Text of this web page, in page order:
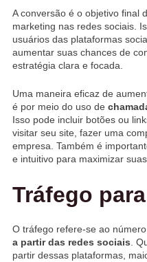
A conversão é o objetivo final
marketing nas redes sociais.
usuários das plataformas
aumentar suas chances de
estratégia clara e focada.
Uma maneira eficaz de
é por meio do uso de
Isso pode incluir botões ou
visitar seu site, fazer uma
empresa. Também é
e intuitivo para maximizar
Tráfego
O tráfego refere-se ao
a partir das redes sociais.
partir dessas plataformas,